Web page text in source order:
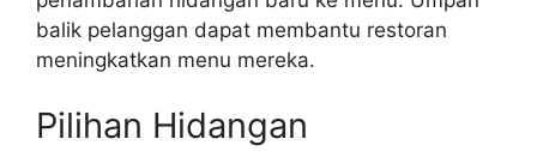
balik pelanggan dapat membantu restoran
meningkatkan menu mereka.
Pilihan Hidangan